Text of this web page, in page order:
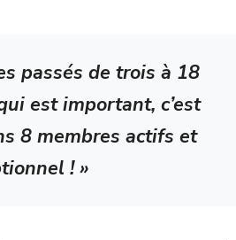
passés de trois à 18
est important, c’est
8 membres actifs et
! »